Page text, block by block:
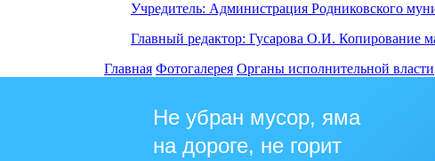
Учредитель: Администрация Родниковского
Главный редактор: Гусарова О.И. Копирование
Главная Фотогалерея Органы исполнительной власти
Не убран мусор, яма
на дороге, не горит